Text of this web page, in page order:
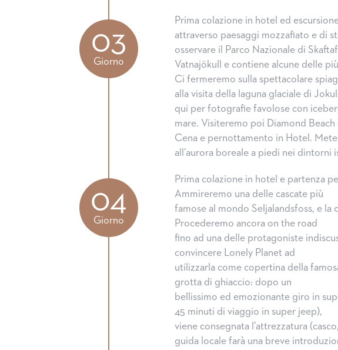
03
Giorno
Prima colazione in hotel ed
attraverso paesaggi mozzafiato e di
osservare il Parco Nazionale di
Vatnajökull e contiene alcune delle
Ci fermeremo sulla spettacolare
alla visita della laguna glaciale di
qui per fotografie favolose con
mare. Visiteremo poi Diamond
Cena e pernottamento in Hotel.
all’aurora boreale a piedi nei dintorni
04
Giorno
Prima colazione in hotel e partenza
Ammireremo una delle cascate più
famose al mondo Seljalandsfoss, e la
Procederemo ancora on the road
fino ad una delle protagoniste
convincere Lonely Planet ad
utilizzarla come copertina della
grotta di ghiaccio: dopo un
bellissimo ed emozionante giro in
45 minuti di viaggio in super jeep),
viene consegnata l’attrezzatura
guida locale farà una breve